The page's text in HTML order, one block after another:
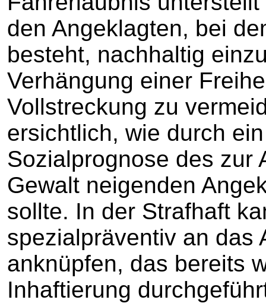
den Angeklagten, bei
besteht, nachhaltig
Verhängung einer
Vollstreckung zu
ersichtlich, wie durch
Sozialprognose des zur
Gewalt neigenden
sollte. In der Strafhaft
spezialpräventiv an das
anknüpfen, das bereits
Inhaftierung